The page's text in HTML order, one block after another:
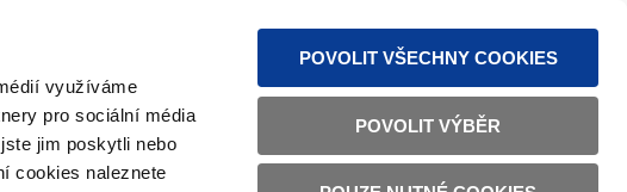
využíváme
pro sociální média
jim poskytli nebo
cookies naleznete
POVOLIT VŠECHNY COOKIES
POVOLIT VÝBĚR
TEXTOVÁ VERZE ČESKY ENGLISH